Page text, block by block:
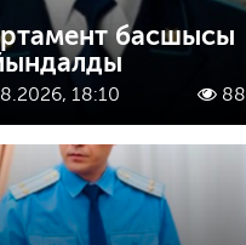
басшысы
18:10 88